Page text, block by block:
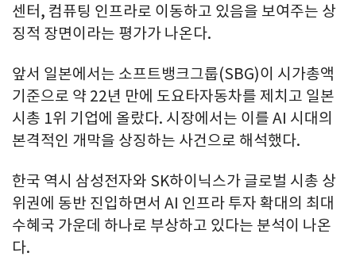
센터, 컴퓨팅 인프라로 이동하고 있음을 보여주는 상
징적 장면이라는 평가가 나온다.
앞서 일본에서는 소프트뱅크그룹(SBG)이 시가총액
기준으로 약 22년 만에 도요타자동차를 제치고 일본
시총 1위 기업에 올랐다. 시장에서는 이를 AI 시대의
본격적인 개막을 상징하는 사건으로 해석했다.
한국 역시 삼성전자와 SK하이닉스가 글로벌 시총 상
위권에 동반 진입하면서 AI 인프라 투자 확대의 최대
수혜국 가운데 하나로 부상하고 있다는 분석이 나온
다.